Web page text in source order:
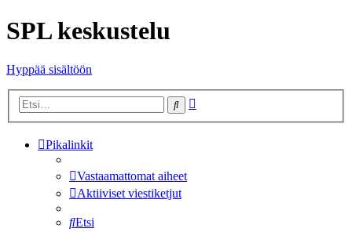
SPL keskustelu
Hyppää sisältöön
Etsi
Pikalinkit
Vastaamattomat aiheet
Aktiiviset viestiketjut
Etsi